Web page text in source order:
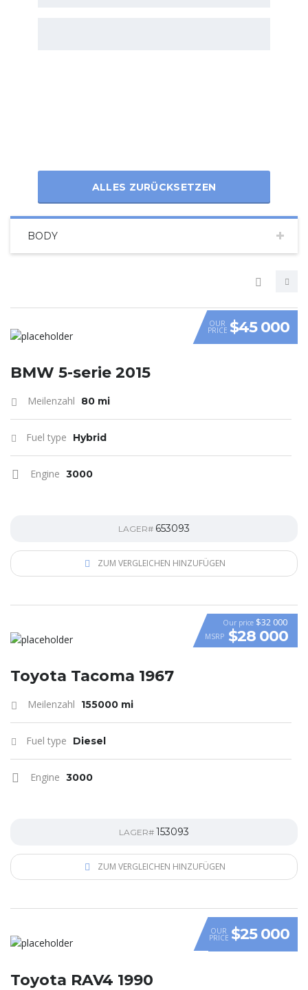
ALLES ZURÜCKSETZEN
BODY
VIDEO
OUR
PRICE $45 000
BMW 5-serie 2015
Meilenzahl 80 mi
Fuel type Hybrid
Engine 3000
LAGER# 653093
ZUM VERGLEICHEN HINZUFÜGEN
Our price $32 000
MSRP $28 000
Toyota Tacoma 1967
Meilenzahl 155000 mi
Fuel type Diesel
Engine 3000
LAGER# 153093
ZUM VERGLEICHEN HINZUFÜGEN
OUR
PRICE $25 000
Toyota RAV4 1990